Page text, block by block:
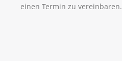
einen Termin zu vereinbaren.